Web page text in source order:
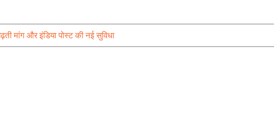
मांग और इंडिया पोस्ट की नई सुविधा